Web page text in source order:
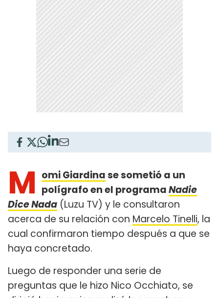
M omi Giardinase sometió a un
polígrafo en el programaNadie
Dice Nada (Luzu TV) y le consultaron
acerca de su relación con Marcelo Tinelli, la
cual confirmaron tiempo después a que se
haya concretado.
Luego de responder una serie de
preguntas que le hizo Nico Occhiato, se